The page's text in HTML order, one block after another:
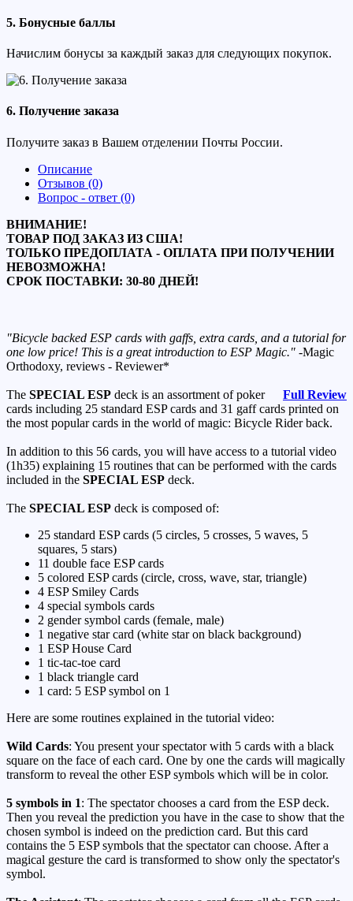
5. Бонусные баллы
Начислим бонусы за каждый заказ для следующих покупок.
6. Получение заказа
Получите заказ в Вашем отделении Почты России.
Описание
Отзывов (0)
Вопрос - ответ (0)
ВНИМАНИЕ!
ТОВАР ПОД ЗАКАЗ ИЗ США!
ТОЛЬКО ПРЕДОПЛАТА - ОПЛАТА ПРИ ПОЛУЧЕНИИ
НЕВОЗМОЖНА!
СРОК ПОСТАВКИ: 30-80 ДНЕЙ!
"Bicycle backed ESP cards with gaffs, extra cards, and a tutorial for
one low price! This is a great introduction to ESP Magic." -Magic
Orthodoxy, reviews - Reviewer*
Full Review
The SPECIAL ESP deck is an assortment of poker
cards including 25 standard ESP cards and 31 gaff cards printed on
the most popular cards in the world of magic: Bicycle Rider back.
In addition to this 56 cards, you will have access to a tutorial video
(1h35) explaining 15 routines that can be performed with the cards
included in the SPECIAL ESP deck.
The SPECIAL ESP deck is composed of:
25 standard ESP cards (5 circles, 5 crosses, 5 waves, 5
squares, 5 stars)
11 double face ESP cards
5 colored ESP cards (circle, cross, wave, star, triangle)
4 ESP Smiley Cards
4 special symbols cards
2 gender symbol cards (female, male)
1 negative star card (white star on black background)
1 ESP House Card
1 tic-tac-toe card
1 black triangle card
1 card: 5 ESP symbol on 1
Here are some routines explained in the tutorial video:
Wild Cards: You present your spectator with 5 cards with a black
square on the face of each card. One by one the cards will magically
transform to reveal the other ESP symbols which will be in color.
5 symbols in 1: The spectator chooses a card from the ESP deck.
Then you reveal the prediction you have in the case to show that the
chosen symbol is indeed on the prediction card. But this card
contains the 5 ESP symbols that the spectator can choose. After a
magical gesture the card is transformed to show only the spectator's
symbol.